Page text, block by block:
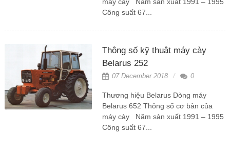
Công suất 67...
Thông số kỹ thuật máy cày
Belarus 252
07 December 2018 0
Thương hiệu Belarus Dòng máy
Belarus 652 Thông số cơ bản của
máy cày Năm sản xuất 1991 – 1995
Công suất 67...